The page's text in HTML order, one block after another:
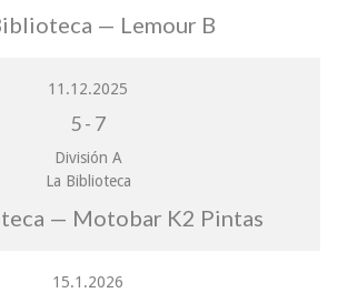
— Lemour B
11.12.2025
5- 7
División A
La Biblioteca
— Motobar K2 Pintas
15.1.2026